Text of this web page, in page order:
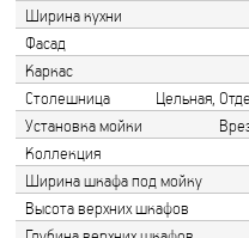
Ширина кухни
Фасад
Каркас
Столешница
Цельная,
Установка мойки
Коллекция
Ширина шкафа под мойку
Высота верхних шкафов